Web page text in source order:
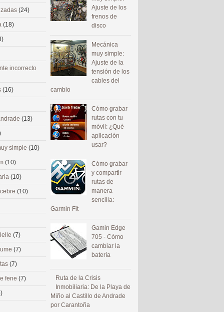
Ajuste de los
frenos de
disco
Mecánica
muy simple:
Ajuste de la
tensión de los
cables del
cambio
Cómo grabar
rutas con tu
móvil: ¿Qué
aplicación
usar?
Cómo grabar
y compartir
rutas de
manera
sencilla:
Garmin Fit
Gamin Edge
705 - Cómo
cambiar la
batería
Ruta de la Crisis
Inmobiliaria: De la Playa de
Miño al Castillo de Andrade
por Carantoña
(24)
(18)
incorrecto
(16)
(13)
simple (10)
(10)
(10)
(10)
(7)
(7)
(7)
fene (7)